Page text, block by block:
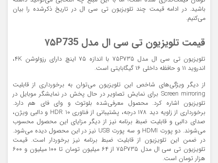
باشید. در ادامه قیمت چند تلویزیون تی سی ال در تاریخ ذکرشده را بیان
می‌کنیم.
قیمت تلویزیون تی سی ال مدل ۷۵P735
تلویزیون تی سی ال مدل ۷۵P735 با اندازه ۷۵ اینچ دارای رزولوشن ۴K،
اندروید ۱۱ و حافظه داخلی ۱۶ گیگابایتی است.
از دیگر ویژگی‌های شاخص این تلویزیون می‌توان به برخورداری از قابلیت
Screen mirroring برای نمایش تصاویر در حال پخش در نمایشگر موبایل در
تلویزیون اشاره کرد. محصول معرفی‌شده بلوتوث و وای فای هم دارد.
برخورداری از زاویه دید ۱۷۸ درجه، پشتیبانی از فناوری HDR 10 و دالبی ویژن،
صدای دالبی و قابلیت ضبط برنامه نیز از دیگر مزایای این محصول محسوب
می‌شوند. دو پورت HDMI و سه پورت USB نیز در این محصول دیده می‌شود.
در ضمن این تلویزیون از قابلیت ضبط برنامه نیز برخوردار است. قیمت
تلویزیون تی سی ال مدل ۷۵P735 از ۶۴ میلیون تومان تا ۱۰۰ میلیون و ۶۰۰
هزار تومان است.